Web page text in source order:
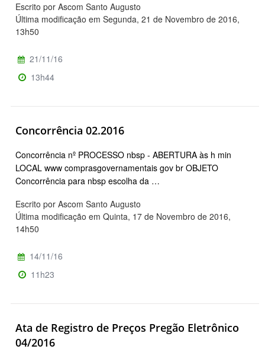
Escrito por Ascom Santo Augusto
Última modificação em Segunda, 21 de Novembro de 2016,
13h50
21/11/16
13h44
Concorrência 02.2016
Concorrência nº PROCESSO nbsp - ABERTURA às h min
LOCAL www comprasgovernamentais gov br OBJETO
Concorrência para nbsp escolha da …
Escrito por Ascom Santo Augusto
Última modificação em Quinta, 17 de Novembro de 2016,
14h50
14/11/16
11h23
Ata de Registro de Preços Pregão Eletrônico
04/2016